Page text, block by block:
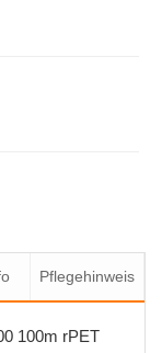
Pflegehinweis
100m rPET